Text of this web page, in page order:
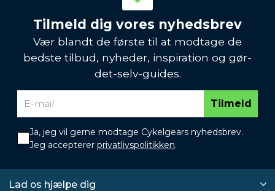
Tilmeld dig vores nyhedsbrev
Vær blandt de første til at modtage de
bedste tilbud, nyheder, inspiration og gør-
det-selv-guides.
Tilmeld
Ja, jeg vil gerne modtage Cykelgears nyhedsbrev.
Jeg accepterer privatlivspolitikken.
Lad os hjælpe dig